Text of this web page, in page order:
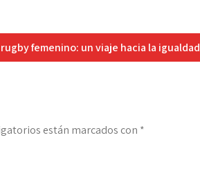
femenino: un viaje hacia la igualdad
están marcados con *